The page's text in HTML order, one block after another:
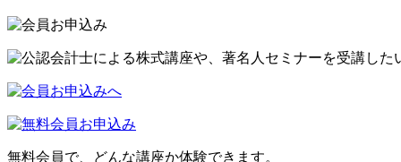
無料会員で、どんな講座か体験できます。